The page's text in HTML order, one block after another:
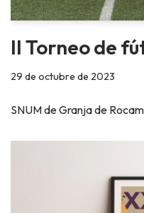
II Torneo de
29 de octubre de 2023
SNUM de Granja de